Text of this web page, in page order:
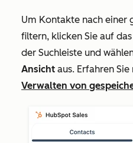
Um Kontakte nach einer
filtern, klicken Sie auf das
der Suchleiste und
Ansicht aus. Erfahren
Verwalten von